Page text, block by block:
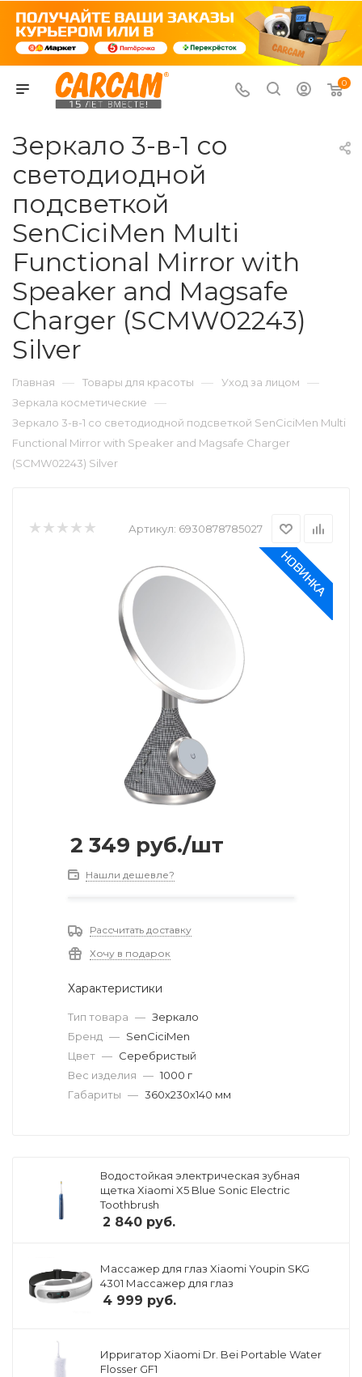
0
Зеркало 3-в-1 со
светодиодной
подсветкой
SenCiciMen Multi
Functional Mirror with
Speaker and Magsafe
Charger (SCMW02243)
Silver
Главная — Товары для красоты — Уход за лицом —
Зеркала косметические —
Зеркало 3-в-1 со светодиодной подсветкой SenCiciMen Multi
Functional Mirror with Speaker and Magsafe Charger
(SCMW02243) Silver
Артикул: 6930878785027
2 349 руб./шт
Нашли дешевле?
Рассчитать доставку
Хочу в подарок
Характеристики
Тип товара — Зеркало
Бренд — SenCiciMen
Цвет — Серебристый
Вес изделия — 1000 г
Габариты — 360х230х140 мм
Водостойкая электрическая зубная
щетка Xiaomi X5 Blue Sonic Electric
Toothbrush
2 840 руб.
Массажер для глаз Xiaomi Youpin SKG
4301 Массажер для глаз
4 999 руб.
Ирригатор Xiaomi Dr. Bei Portable Water
Flosser GF1